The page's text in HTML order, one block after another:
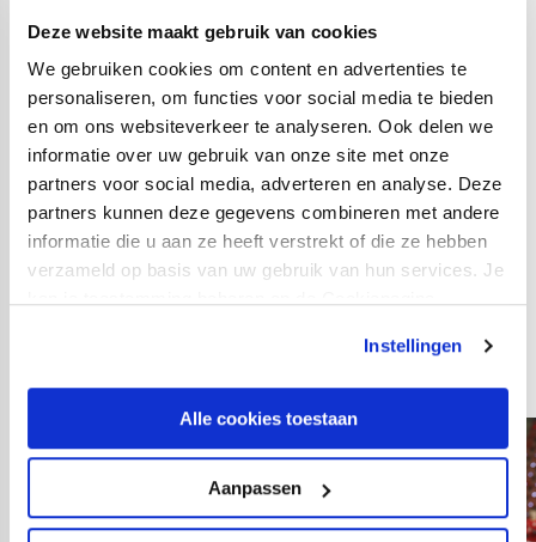
Deze website maakt gebruik van cookies
We gebruiken cookies om content en advertenties te
personaliseren, om functies voor social media te bieden
en om ons websiteverkeer te analyseren. Ook delen we
informatie over uw gebruik van onze site met onze
partners voor social media, adverteren en analyse. Deze
partners kunnen deze gegevens combineren met andere
informatie die u aan ze heeft verstrekt of die ze hebben
verzameld op basis van uw gebruik van hun services. Je
Instellingen
Alle cookies toestaan
Aanpassen
Sander van de Streek); Simon Gustafson (71. Othmane
Mahi; Tasos Douvikas.
Lars Unnerstall; Giovanni Troupée (86. Daan Rots),
Mees Hilgers, Robin Pröpper, Jayden Oosterwolde (61.
Gijs Smal); Ramiz Zerrouki, Michal Sadílek, Michel Vlap
(54. Jesse Bosch); Virgil Misidjan (61. Julio
Pleguezuelo), Ricky van Wolfswinkel (86. Manfred
Ugalde), Dimitrios Limnios (86. Luca Everink).